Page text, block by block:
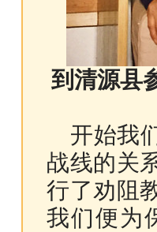
到清源县
开始我
战线的关
行了劝阻
我们便为